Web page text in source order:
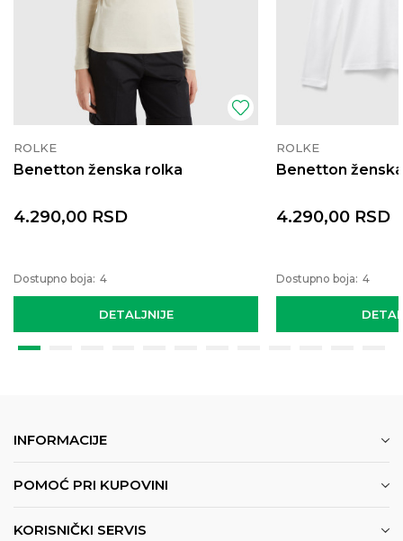
ROLKE
Benetton ženska rolka
DETALJNIJE
4.290,00 RSD
Dostupno boja: 4
ROLKE
Benetton
4.290,00 RSD
Dostupno boja: 4
INFORMACIJE
POMOĆ PRI KUPOVINI
KORISNIČKI SERVIS